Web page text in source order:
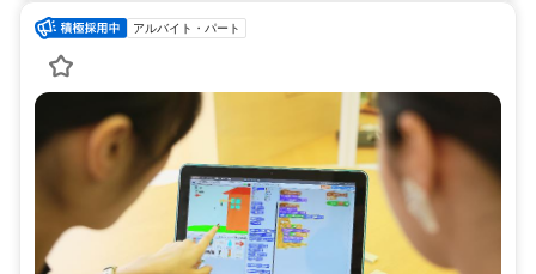
アルバイト・パート